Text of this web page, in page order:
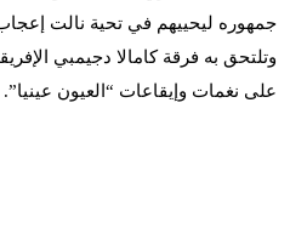
جمهوره ليحييهم في تحية نالت
وتلتحق به فرقة كامالا دجيمبي
على نغمات وإيقاعات “العيون عينيا”.